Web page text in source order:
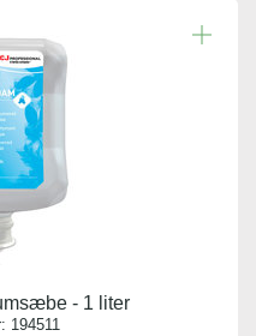
- 1 liter
194511